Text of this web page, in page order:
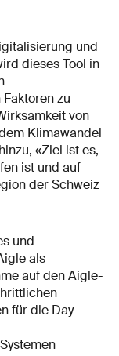
und
dieses Tool in
zu
von
Klimawandel
«Ziel ist es,
ist und auf
der Schweiz
und
als
auf den Aigle-
für die Day-